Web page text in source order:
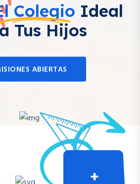
Colegio Ideal
Tus Hijos
ABIERTAS
+